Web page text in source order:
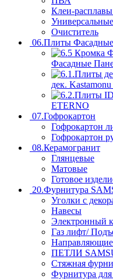
Клеи-
Очиститель
06.Плиты Фасадные
Фасадные
дек.
ETERNO
07.Гофрокартон
Гофрокартон
Гофрокартон
08.Керамогранит
Глянцевые
Матовые
Готовое
20.Фурнитура
Уголки с
Навесы
Электронный
Газ лифт/
ПЕТЛИ
Стяжная
Фурнитура